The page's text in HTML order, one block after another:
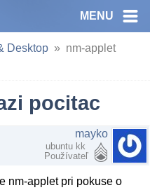
MENU
Desktop
nm-applet
pocitac
mayko
ubuntu kk
Používateľ
nm-applet pri pokuse o